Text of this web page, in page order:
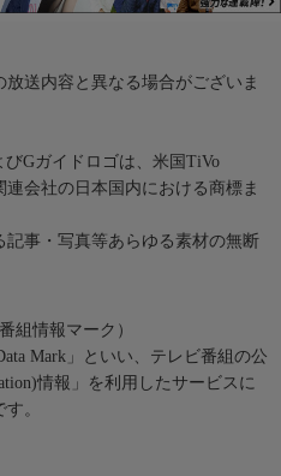
送内容と異なる場合がございま
Gガイドロゴは、米国TiVo
会社の日本国内における商標ま
事・写真等あらゆる素材の無断
組情報マーク）
Mark」といい、テレビ番組の公
情報」を利用したサービスに
。